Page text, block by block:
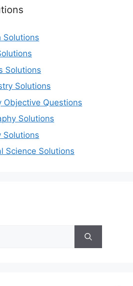
Solutions
Solutions
Solutions
Objective Questions
Solutions
Solutions
Science Solutions